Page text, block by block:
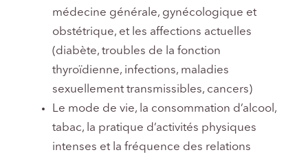
médecine générale, gynécologique et
obstétrique, et les affections actuelles
(diabète, troubles de la fonction
thyroïdienne, infections, maladies
sexuellement transmissibles, cancers)
Le mode de vie, la consommation d’alcool,
tabac, la pratique d’activités physiques
intenses et la fréquence des relations